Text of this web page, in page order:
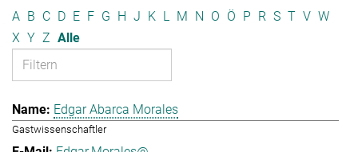
A B C D E F G H J K L M N O Ö P R S T V W
X Y Z Alle
Edgar Abarca Morales
Gastwissenschaftler